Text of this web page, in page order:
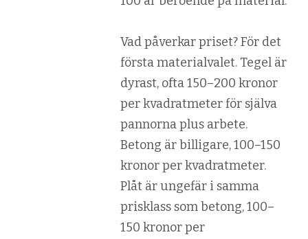
Vad påverkar priset? För det
första materialvalet. Tegel är
dyrast, ofta 150–200 kronor
per kvadratmeter för själva
pannorna plus arbete.
Betong är billigare, 100–150
kronor per kvadratmeter.
Plåt är ungefär i samma
prisklass som betong, 100–
150 kronor per